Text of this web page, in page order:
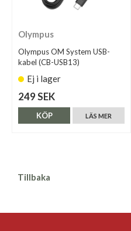
Olympus
Olympus OM System USB-
kabel (CB-USB13)
Ej i lager
249 SEK
LÄS MER
KÖP
Tillbaka